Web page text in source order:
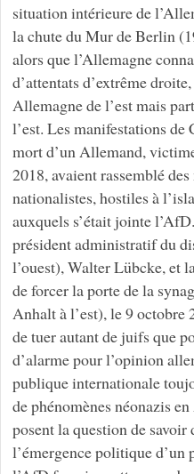
situation intérieure de
la chute du Mur de Berlin
alors que l’Allemagne
d’attentats d’extrême
Allemagne de l’est mais
l’est. Les manifestations
mort d’un Allemand,
2018, avaient rassemblé
nationalistes, hostiles à
auxquels s’était jointe
président administratif du
l’ouest), Walter Lübcke, et
de forcer la porte de la
Anhalt à l’est), le 9 octobre
de tuer autant de juifs que
d’alarme pour l’opinion
publique internationale
de phénomènes néonazis
posent la question de savoir
l’émergence politique d’un